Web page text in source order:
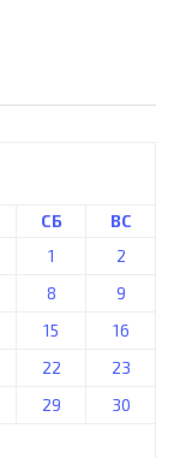
СБ
ВС
1
2
8
9
15
16
22
23
29
30